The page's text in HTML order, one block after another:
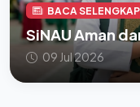
BACA
SiNAU Aman
09 Jul 2026